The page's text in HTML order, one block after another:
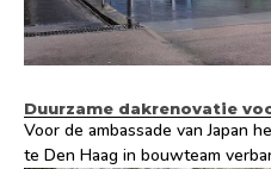
Duurzame dakrenovatie
Voor de ambassade van Japan
te Den Haag in bouwteam